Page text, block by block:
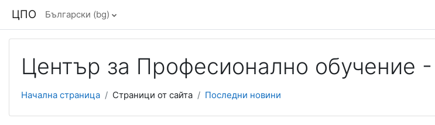
ЦПО Български ‎(bg)‎
Център за Професионално обучение
Начална страница Страници от сайта Последни новини